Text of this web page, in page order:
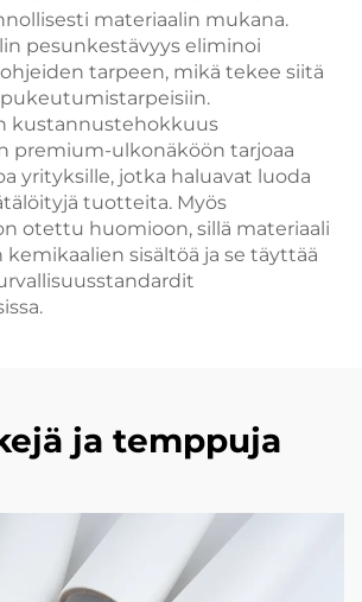
materiaalin mukana.
pesunkestävyys eliminoi
tarpeen, mikä tekee siitä
kustannustehokkuus
premium-ulkonäköön tarjoaa
yrityksille, jotka haluavat luoda
tuotteita. Myös
otettu huomioon, sillä materiaali
sisältöä ja se täyttää
ja temppuja